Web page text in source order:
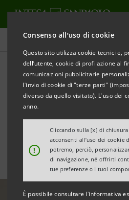
Consenso all'uso di cookie
Questo sito utilizza cookie tecnici e,
dell’utente, cookie di profilazione al
comunicazioni pubblicitarie
l'invio di cookie di "terze parti"
diverso da quello visitato). L'uso dei
anno.
!
Cliccando sulla [x] di
acconsenti all’uso dei cookie
potremo, perciò,
di navigazione, né offrirti
tue preferenze o i tuoi
È possibile consultare l'informativa
Tutte le news
Intesa
Techbau con
un polo